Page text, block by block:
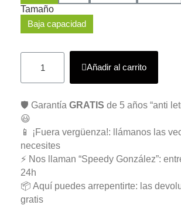
Tamaño
Baja capacidad
Añadir al carrito
🛡️ Garantía GRATIS de 5 años “anti
😃
📱 ¡Fuera vergüenza!: llámanos las
necesites
⚡ Nos llaman “Speedy González”:
24h
📦 Aquí puedes arrepentirte: las
gratis